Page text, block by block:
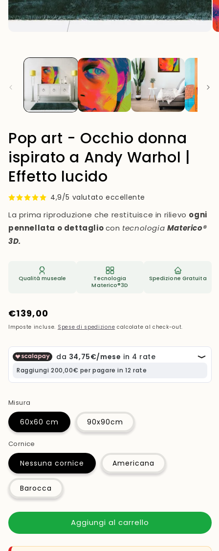
Pop art - Occhio donna
ispirato a Andy Warhol |
Effetto lucido
4,9/5 valutato eccellente
La prima riproduzione che restituisce in rilievo ogni
pennellata o dettagliocon tecnologia Materico®
3D.
Qualità museale
Tecnologia
Materico®3D
Spedizione Gratuita
Prezzo
di
€139,00
Imposte incluse. Spese di spedizione calcolate al check-out.
Misura
60x60 cm 90x90cm
Cornice
Nessuna cornice Americana
Barocca
Aggiungi al carrello